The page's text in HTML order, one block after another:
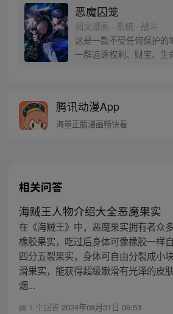
恶魔囚笼
阅文漫画 · 系统 · 战斗
这是一款不受任何保护的
一群追逐权利、财宝、
腾讯动漫App
海量正版漫画畅快看
相关问答
海贼王人物介绍大全恶魔果实
在《海贼王》中，恶魔果实拥有者众
橡胶果实，吃过后身体可像橡胶一样
四分五裂果实，身体可自由分裂成小
滑果实，能获得超级嫩滑有光泽的皮
烟...
1 个回答 2024年08月31日 06:53